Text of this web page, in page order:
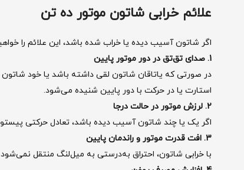
علائم خرابی شاتون موتور ده تن
اگر شاتون آسیب دیده یا خراب شده باشد، این علائم را
1. صدای تق‌تق در دور موتور پایین
در صورتی که یاتاقان شاتون لقی داشته باشد یا خود
استارت یا در حرکت با دور پایین شنیده می‌شود.
2. لرزش موتور در حالت درجا
اگر یک یا چند شاتون آسیب دیده باشد، تعادل حرکتی
3. افت قدرت موتور و راندمان پایین
با خرابی شاتون، احتراق به‌درستی به میل‌لنگ منتقل